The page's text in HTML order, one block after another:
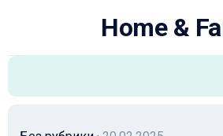
Home &